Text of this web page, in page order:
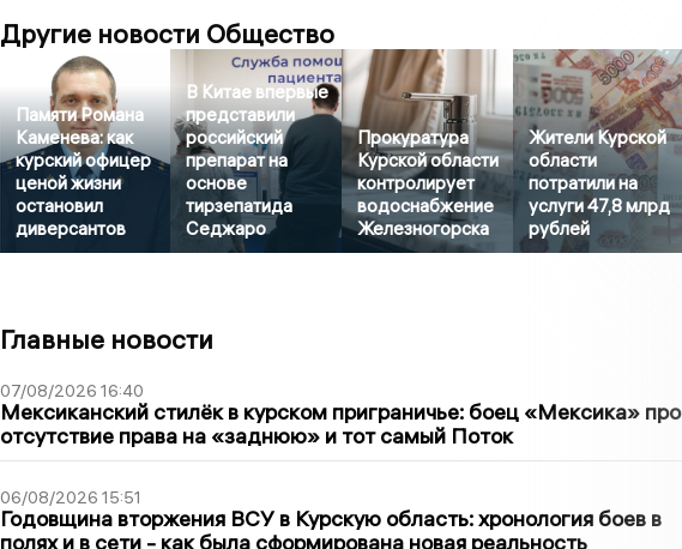
Другие новости Общество
Памяти Романа
Каменева: как
курский офицер
ценой жизни
остановил
диверсантов
В Китае впервые
представили
российский
препарат на
основе
тирзепатида
Седжаро
Прокуратура
Курской области
контролирует
водоснабжение
Железногорска
Жители Курской
области
потратили на
услуги 47,8 млрд
рублей
Главные новости
07/08/2026 16:40
Мексиканский стилёк в курском приграничье: боец «Мексика» про
отсутствие права на «заднюю» и тот самый Поток
06/08/2026 15:51
Годовщина вторжения ВСУ в Курскую область: хронология боев в
полях и в сети - как была сформирована новая реальность